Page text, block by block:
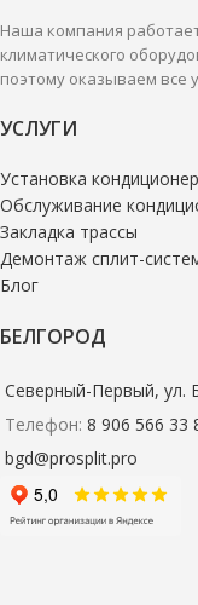
и средних помещений.
Наша компания
климатического
поэтому оказываем все
УСЛУГИ
Установка
Обслуживание
Закладка трассы
Демонтаж сплит-
Блог
БЕЛГОРОД
Северный-Первый, ул.
Телефон: 8 906 566 33
bgd@prosplit.pro